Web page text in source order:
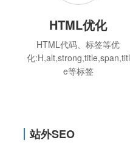
HTML优化
HTML代码、标签等优
化:H,alt,strong,title,span,titl
e等标签
站外SEO